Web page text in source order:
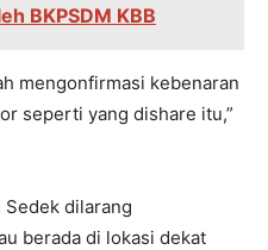
BKPSDM KBB
mengonfirmasi kebenaran
seperti yang dishare itu,”
Sedek dilarang
berada di lokasi dekat